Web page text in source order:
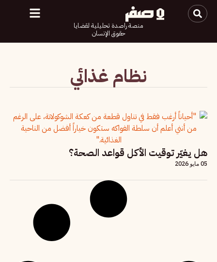
منصة راصدة تحليلية لقضايا
حقوق الإنسان
نظام غذائي
هل يغيّر توقيت الأكل قواعد الصحة؟
05 مايو 2026